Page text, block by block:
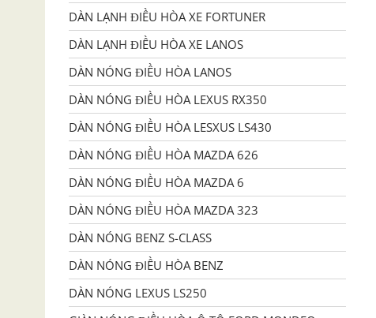
DÀN LẠNH ĐIỀU HÒA XE FORTUNER
DÀN LẠNH ĐIỀU HÒA XE LANOS
DÀN NÓNG ĐIỀU HÒA LANOS
DÀN NÓNG ĐIỀU HÒA LEXUS RX350
DÀN NÓNG ĐIỀU HÒA LESXUS LS430
DÀN NÓNG ĐIỀU HÒA MAZDA 626
DÀN NÓNG ĐIỀU HÒA MAZDA 6
DÀN NÓNG ĐIỀU HÒA MAZDA 323
DÀN NÓNG BENZ S-CLASS
DÀN NÓNG ĐIỀU HÒA BENZ
DÀN NÓNG LEXUS LS250